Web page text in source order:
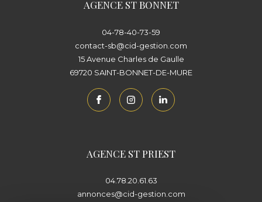
AGENCE ST BONNET
04-78-40-73-59
contact-sb@cid-gestion.com
15 Avenue Charles de Gaulle
69720
SAINT-BONNET-DE-MURE
AGENCE ST PRIEST
04.78.20.61.63
annonces@cid-gestion.com